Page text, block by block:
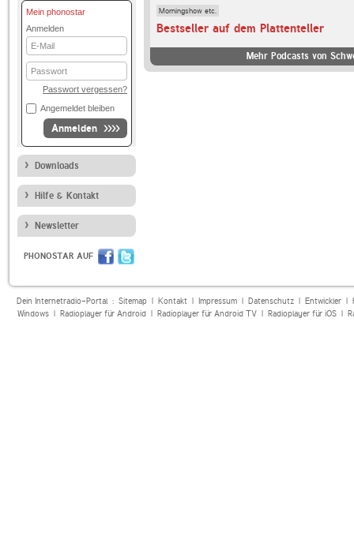
Mein phonostar
Anmelden
E-
Mail
Passwort
Passwort vergessen?
Angemeldet bleiben
Anmelden
Downloads
Hilfe & Kontakt
Newsletter
PHONOSTAR AUF
Morningshow etc.
Bestseller auf dem Plattenteller
Mehr Podcasts von
Dein Internetradio-Portal : Sitemap| Kontakt| Impressum| Datenschutz| Entwickler|
Windows| Radioplayer für Android| Radioplayer für Android TV| Radioplayer für iOS|